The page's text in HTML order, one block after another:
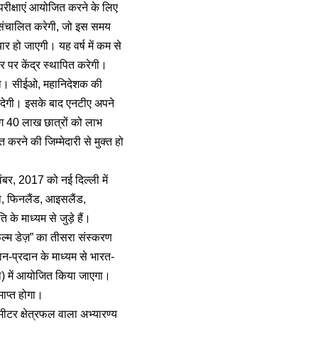
आयोजित करने के लिए
संचालित करेगी, जो इस समय
हो जाएगी। यह वर्ष में कम से
पर केंद्र स्‍थापित करेगी।
सीईओ, महानिदेशक की
इसके बाद एनटीए अपने
40 लाख छात्रों को लाभ
करने की जिम्‍मेदारी से मुक्‍त हो
2017 को नई दिल्ली में
फिनलैंड, आइसलैंड,
के माध्यम से जुड़े हैं।
डेज़” का तीसरा संस्करण
प्रदान के माध्यम से भारत-
आयोजित किया जाएगा।
होगा।
क्षेत्रफल वाला अभ्यारण्य